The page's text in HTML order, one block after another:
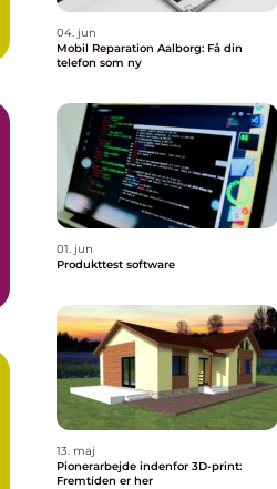
04. jun
Mobil Reparation Aalborg: Få din
telefon som ny
01. jun
Produkttest software
13. maj
Pionerarbejde indenfor 3D-print:
Fremtiden er her